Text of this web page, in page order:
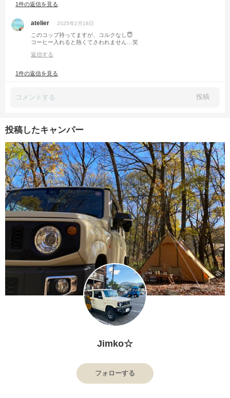
1件の返信を見る
atelier 2025年2月18日
このコップ持ってますが、コルクなし😇
コーヒー入れると熱くてさわれません…笑
返信する
1件の返信を見る
投稿
投稿したキャンパー
Jimko☆
フォローする